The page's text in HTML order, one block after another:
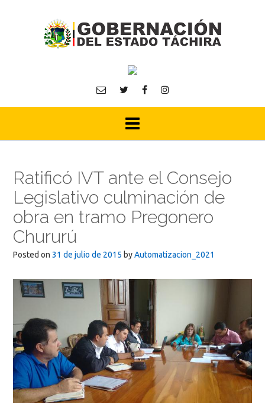
Ratificó IVT ante el Consejo
Legislativo culminación de
obra en tramo Pregonero
Chururú
Posted on 31 de julio de 2015 byAutomatizacion_2021